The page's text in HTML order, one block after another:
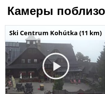
Камеры
Ski Centrum Kohútka (11 km)